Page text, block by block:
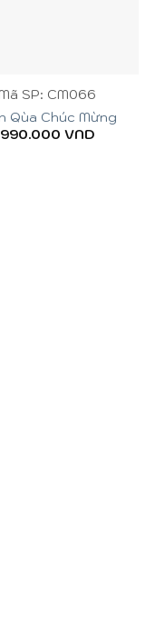
Mã SP: CM066
Qùa Chúc Mừng
990.000 VND